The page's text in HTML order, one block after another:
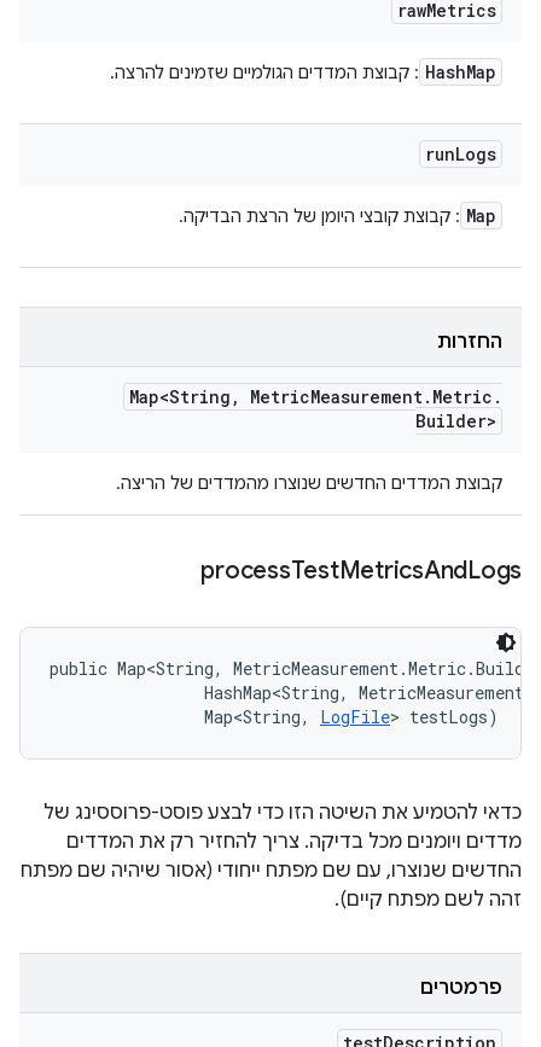
rawMetrics
HashMap : קבוצת המדדים הגולמיים שזמינים להרצה.
runLogs
Map : קבוצת קובצי היומן של הרצת הבדיקה.
החזרות
Map<String , MetricMeasurement. Metric .
Builder>
קבוצת המדדים החדשים שנוצרו מהמדדים של הריצה.
processTestMetricsAndLogs
public Map<String,
HashMap<String,
                Map<String,
LogFile> testLogs)
כדאי להטמיע את השיטה הזו כדי לבצע פוסט-פרוססינג של
מדדים ויומנים מכל בדיקה. צריך להחזיר רק את המדדים
החדשים שנוצרו, עם שם מפתח ייחודי (אסור שיהיה שם מפתח
זהה לשם מפתח קיים).
פרמטרים